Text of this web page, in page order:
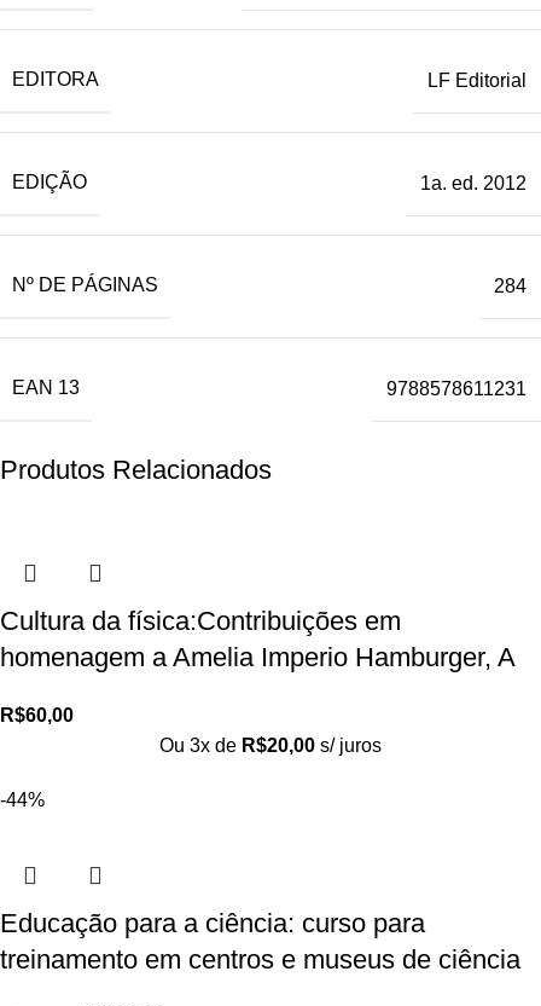
EDITORA LF Editorial
EDIÇÃO 1a. ed. 2012
Nº DE PÁGINAS 284
EAN 13 9788578611231
Produtos Relacionados
Cultura da física:Contribuições em
homenagem a Amelia Imperio Hamburger, A
R$60,00
Ou 3x de R$20,00 s/ juros
-44%
Educação para a ciência: curso para
treinamento em centros e museus de ciência